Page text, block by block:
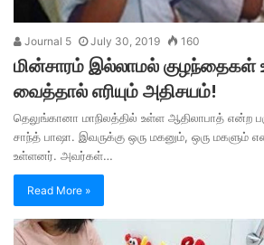
Journal 5 July 30, 2019 160
மின்சாரம் இல்லாமல் குழந்தைகள்
வைத்தால் எரியும் அதிசயம்!
தெலுங்கானா மாநிலத்தில் உள்ள ஆதிலாபாத் என்ற
சாந்த் பாஷா. இவருக்கு ஒரு மகனும், ஒரு மகளும்
உள்ளனர். அவர்கள்…
Read More »